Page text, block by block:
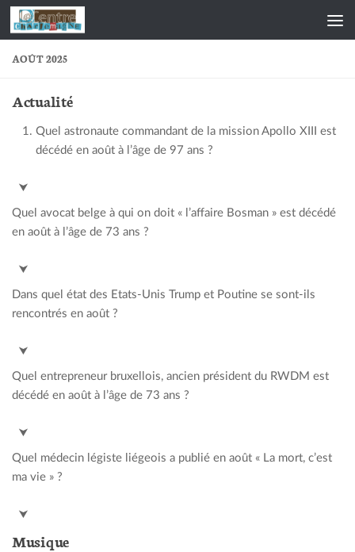
Skip to content
AOÛT 2025
Actualité
Quel astronaute commandant de la mission Apollo XIII est
décédé en août à l’âge de 97 ans ?
Jim Lovell
⮟
Quel avocat belge à qui on doit « l’affaire Bosman » est décédé
en août à l’âge de 73 ans ?
Luc Misson
⮟
Dans quel état des Etats-Unis Trump et Poutine se sont-ils
rencontrés en août ?
Alaska
⮟
Quel entrepreneur bruxellois, ancien président du RWDM est
décédé en août à l’âge de 73 ans ?
Johan Vermeersch
⮟
Quel médecin légiste liégeois a publié en août « La mort, c’est
ma vie » ?
Philippe Boxho
⮟
Musique